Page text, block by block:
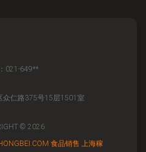
021-649**
众仁路375号15层1501室
© 2026
食品销售 上海稼